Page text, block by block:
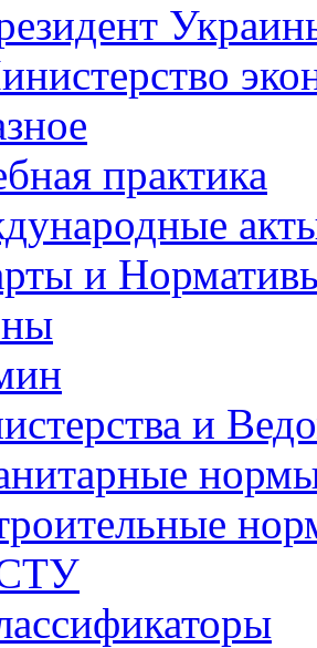
практика
и
и